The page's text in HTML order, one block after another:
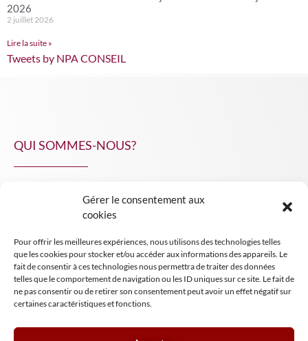
Gérer le consentement aux
cookies
Pour offrir les meilleures expériences, nous utilisons des technologies telles
que les cookies pour stocker et/ou accéder aux informations des appareils. Le
fait de consentir à ces technologies nous permettra de traiter des données
telles que le comportement de navigation ou les ID uniques sur ce site. Le fait de
ne pas consentir ou de retirer son consentement peut avoir un effet négatif sur
certaines caractéristiques et fonctions.
2026
2 juillet 2026
Lire la suite »
Tweets by NPA CONSEIL
QUI SOMMES-NOUS?
INSIGHT NPA